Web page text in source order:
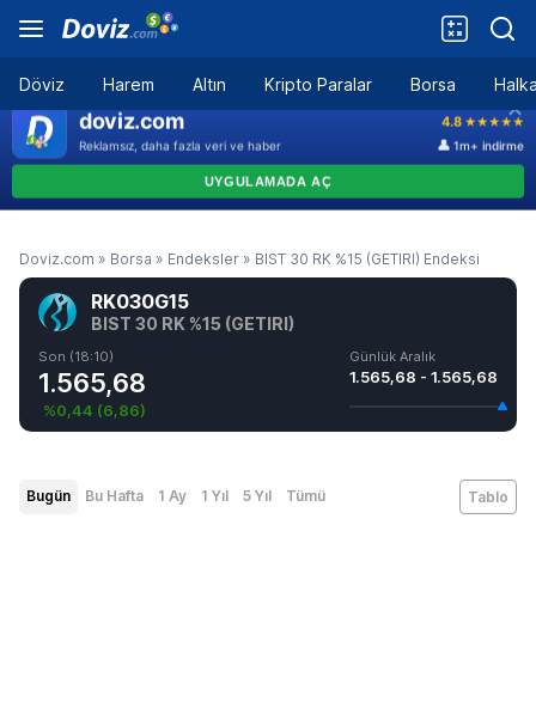
Döviz Harem Altın Kripto Paralar Borsa
Doviz.com » Borsa » Endeksler » BIST 30 RK %15 (GETIRI) Endeksi
RK030G15
BIST 30 RK %15 (GETIRI)
Son (18:10)
1.565,68
%0,44 (6,86)
Günlük Aralık
1.565,68 - 1.565,68
Bugün Bu Hafta 1 Ay 1 Yıl 5 Yıl Tümü Tablo